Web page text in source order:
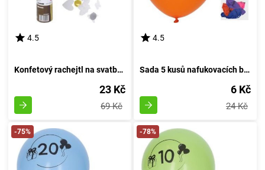
4.5
Konfetový rachejtl na svatbu, výstřelový, délka 30 cm
23 Kč
69 Kč
4.5
Sada 5 kusů nafukovacích balónků o průměru 30 cm - číslo 60
6 Kč
24 Kč
-75% -78%